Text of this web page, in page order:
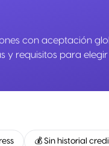
con aceptación
y requisitos para
💰 Sin historial